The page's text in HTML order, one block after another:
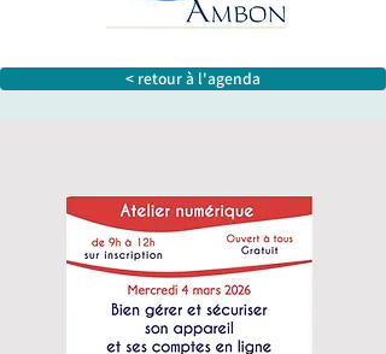
< retour à l'agenda